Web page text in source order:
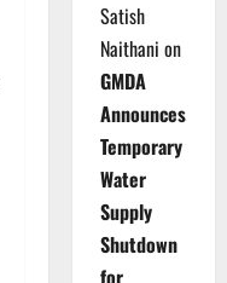
Satish
Naithani on
GMDA
Announces
Temporary
Water
Supply
Shutdown